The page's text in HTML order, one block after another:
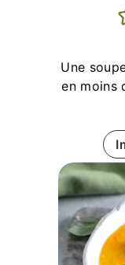
Une
en moins